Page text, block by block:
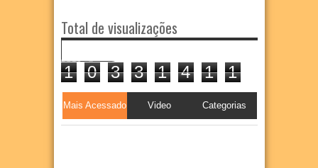
Total de visualizações
1 0 3 3 1 4 1 1
Mais Acessado Video Categorias